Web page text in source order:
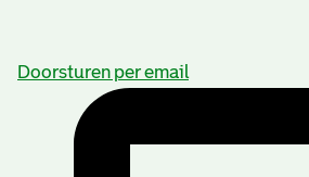
Doorsturen per email